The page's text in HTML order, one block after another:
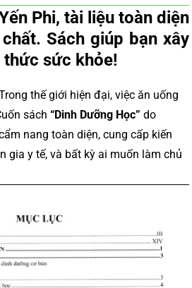
Phi, tài liệu toàn diện
Sách giúp bạn xây
thức sức khỏe!
thế giới hiện đại, việc ăn uống
sách “Dinh Dưỡng Học” do
nang toàn diện, cung cấp kiến
gia y tế, và bất kỳ ai muốn làm chủ